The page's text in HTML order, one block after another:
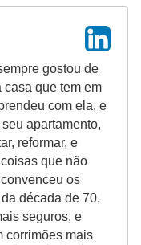
gostou de
casa que tem em
com ela, e
apartamento,
reformar, e
que não
os
década de 70,
seguros, e
corrimões mais